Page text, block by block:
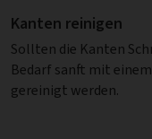
Kanten reinigen
Sollten die Kanten
Bedarf sanft mit
gereinigt werden.